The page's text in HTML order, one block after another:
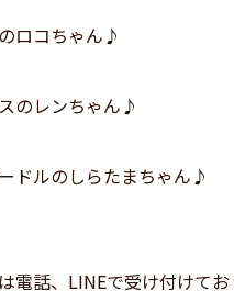
ロコちゃん♪
のレンちゃん♪
ドルのしらたまちゃん♪
電話、LINEで受け付けて